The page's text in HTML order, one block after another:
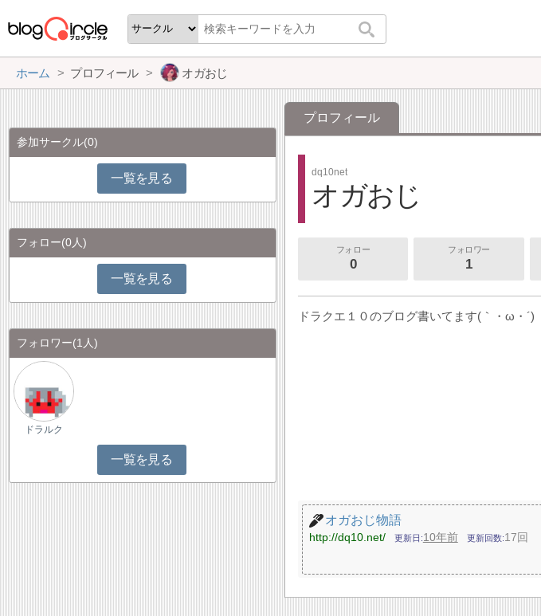
ホーム プロフィール オガおじ
プロフィール
dq10net
オガおじ
フォロー
0
フォロワー
1
ドラクエ１０のブログ書いてます(｀・ω・´)ゞ
オガおじ物語
http://dq10.net/ 更新日 10年前 更新回数 17回
参加サークル(0)
一覧を見る
フォロー(0人)
一覧を見る
フォロワー(1人)
ドラルク
一覧を見る